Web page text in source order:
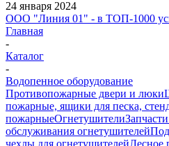
24 января 2024
ООО "Линия 01" - в ТОП-1000
Главная
-
Каталог
-
Водопенное оборудование
Противопожарные двери и люки
пожарные, ящики для песка,
пожарныеОгнетушители
обслуживания огнетушителей
чехлы для огнетушителейЛесное